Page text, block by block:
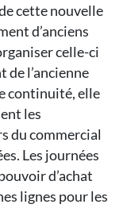
cette nouvelle
d’anciens
celle-ci
l’ancienne
continuité, elle
les
du commercial
Les journées
d’achat
lignes pour les